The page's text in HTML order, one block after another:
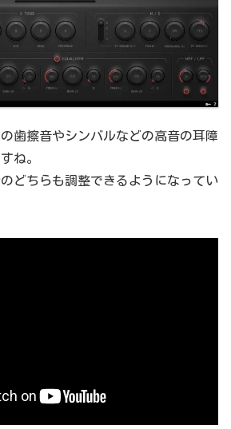
の歯擦音やシンバルなどの高音の耳障
ね。
どちらも調整できるようになってい